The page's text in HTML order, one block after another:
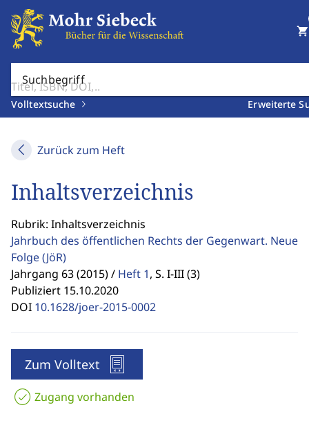
Suchbegriff
Volltextsuche Erweiterte
shopping_cart
Zurück zum Heft
Inhaltsverzeichnis
Rubrik: Inhaltsverzeichnis
Jahrbuch des öffentlichen Rechts der Gegenwart. Neue
Folge(JöR)
Jahrgang 63 (2015) / Heft 1, S. I-III (3)
Publiziert 15.10.2020
DOI 10.1628/joer-2015-0002
Zum Volltext
Zugang vorhanden